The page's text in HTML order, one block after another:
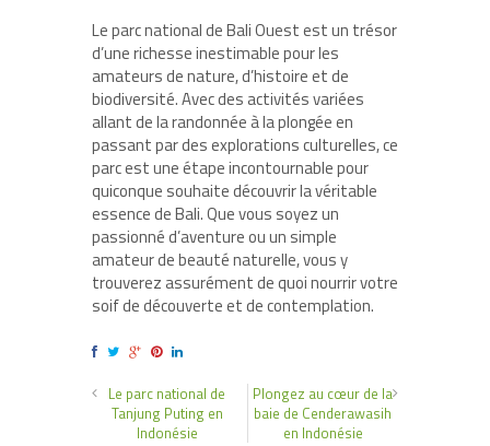
Le parc national de Bali Ouest est un trésor
d’une richesse inestimable pour les
amateurs de nature, d’histoire et de
biodiversité. Avec des activités variées
allant de la randonnée à la plongée en
passant par des explorations culturelles, ce
parc est une étape incontournable pour
quiconque souhaite découvrir la véritable
essence de Bali. Que vous soyez un
passionné d’aventure ou un simple
amateur de beauté naturelle, vous y
trouverez assurément de quoi nourrir votre
soif de découverte et de contemplation.
Le parc national de
Tanjung Puting en
Indonésie
Plongez au cœur de la
baie de Cenderawasih
en Indonésie